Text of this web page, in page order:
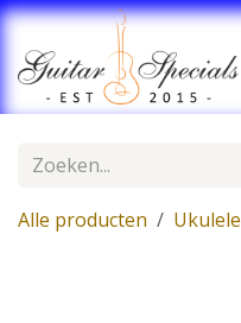
Overslaan naar inhoud
Alle producten Ukulele